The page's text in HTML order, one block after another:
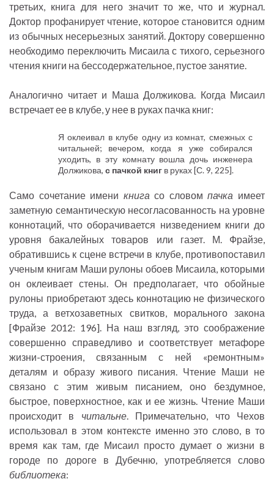
третьих, книга для него значит то же, что и журнал.
Доктор профанирует чтение, которое становится одним
из обычных несерьезных занятий. Доктору совершенно
необходимо переключить Мисаила с тихого, серьезного
чтения книги на бессодержательное, пустое занятие.
Аналогично читает и Маша Должикова. Когда Мисаил
встречает ее в клубе, у нее в руках пачка книг:
Я оклеивал в клубе одну из комнат, смежных с
читальней; вечером, когда я уже собирался
уходить, в эту комнату вошла дочь инженера
Должикова, с пачкой книг в руках [С. 9, 225].
Само сочетание имени книга со словомпачка имеет
заметную семантическую несогласованность на уровне
коннотаций, что оборачивается низведением книги до
уровня бакалейных товаров или газет. М. Фрайзе,
обратившись к сцене встречи в клубе, противопоставил
ученым книгам Маши рулоны обоев Мисаила, которыми
он оклеивает стены. Он предполагает, что обойные
рулоны приобретают здесь коннотацию не физического
труда, а ветхозаветных свитков, морального закона
[Фрайзе 2012: 196]. На наш взгляд, это соображение
совершенно справедливо и соответствует метафоре
жизни-строения, связанным с ней «ремонтным»
деталям и образу живого писания. Чтение Маши не
связано с этим живым писанием, оно бездумное,
быстрое, поверхностное, как и ее жизнь. Чтение Маши
происходит в читальне. Примечательно, что Чехов
использовал в этом контексте именно это слово, в то
время как там, где Мисаил просто думает о жизни в
городе по дороге в Дубечню, употребляется слово
библиотека: